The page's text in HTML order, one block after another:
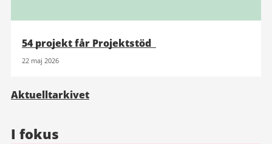
54 projekt får Projektstöd
22 maj 2026
Aktuelltarkivet
I fokus